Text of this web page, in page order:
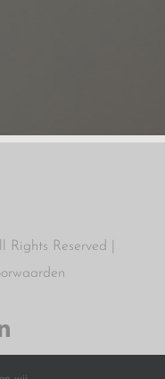
Reserved |
LinkedIn